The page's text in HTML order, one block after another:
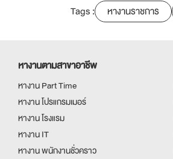
Tags : หางานราชการ
หางานตามสาขาอาชีพ
หางาน Part Time
หางาน โปรแกรมเมอร์
หางาน โรงแรม
หางาน IT
หางาน พนักงานชั่วคราว